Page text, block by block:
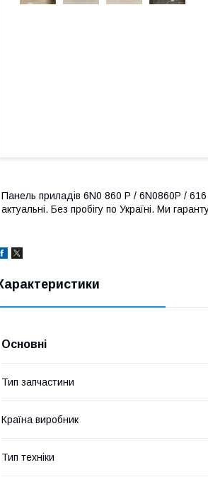
Панель приладів 6N0 860 P / 6N0860P /
актуальні. Без пробігу по Україні. Ми
Основні
Тип запчастини
Країна виробник
Тип техніки